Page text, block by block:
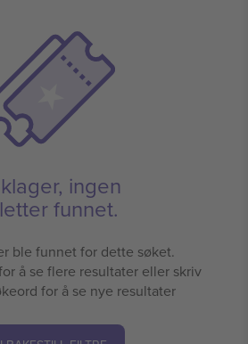
ingen
funnet.
ble funnet for dette søket.
å se flere resultater eller skriv
for å se nye resultater